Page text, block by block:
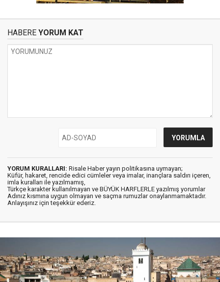
HABERE YORUM KAT
YORUM KURALLARI: Risale Haber yayın politikasına uymayan;
Küfür, hakaret, rencide edici cümleler veya imalar, inançlara saldırı içeren,
imla kuralları ile yazılmamış,
Türkçe karakter kullanılmayan ve BÜYÜK HARFLERLE yazılmış yorumlar
Adınız kısmına uygun olmayan ve saçma rumuzlar onaylanmamaktadır.
Anlayışınız için teşekkür ederiz.